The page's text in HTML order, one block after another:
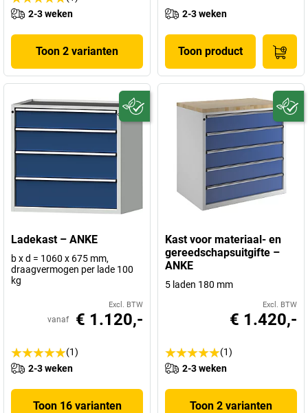
2-3 weken
Toon 2 varianten
2-3 weken
Toon product
Ladekast – ANKE
b x d = 1060 x 675 mm,
draagvermogen per lade 100
kg
Excl. BTW
vanaf € 1.120,-
(1)
2-3 weken
Toon 16 varianten
Kast voor materiaal- en
gereedschapsuitgifte –
ANKE
5 laden 180 mm
Excl. BTW
€ 1.420,-
(1)
2-3 weken
Toon 2 varianten